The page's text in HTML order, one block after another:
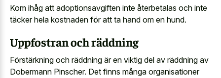
Kom ihåg att adoptionsavgiften inte återbetalas och inte
täcker hela kostnaden för att ta hand om en hund.
Uppfostran och räddning
Förstärkning och räddning är en viktig del av räddning av
Dobermann Pinscher. Det finns många organisationer